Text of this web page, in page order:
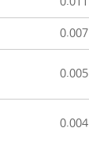
0.007
0.005
0.004